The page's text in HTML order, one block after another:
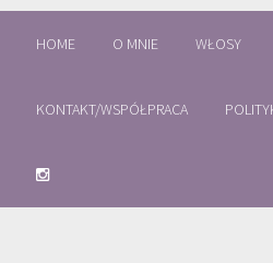
HOME O MNIE WŁOSY
KONTAKT/WSPÓŁPRACA